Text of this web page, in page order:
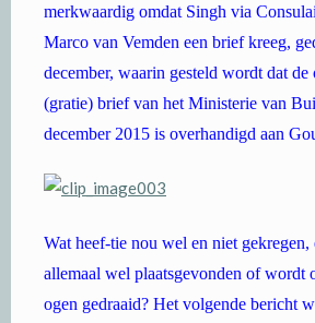
merkwaardig omdat Singh via
Marco van Vemden een brief kreeg,
december, waarin gesteld wordt dat de
(gratie) brief van het Ministerie van
december 2015 is overhandigd aan
Wat heef-tie nou wel en niet gekregen,
allemaal wel plaatsgevonden of wordt
ogen gedraaid? Het volgende bericht